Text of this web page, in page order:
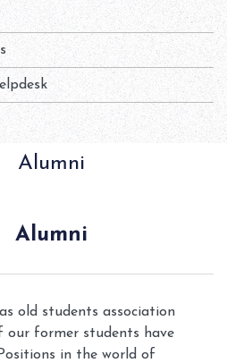
Alumni
Alumni
old students association
our former students have
in the world of